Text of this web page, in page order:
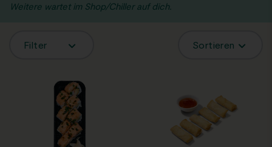
Weitere wartet im Shop/Chiller auf dich.
Filter Sortieren